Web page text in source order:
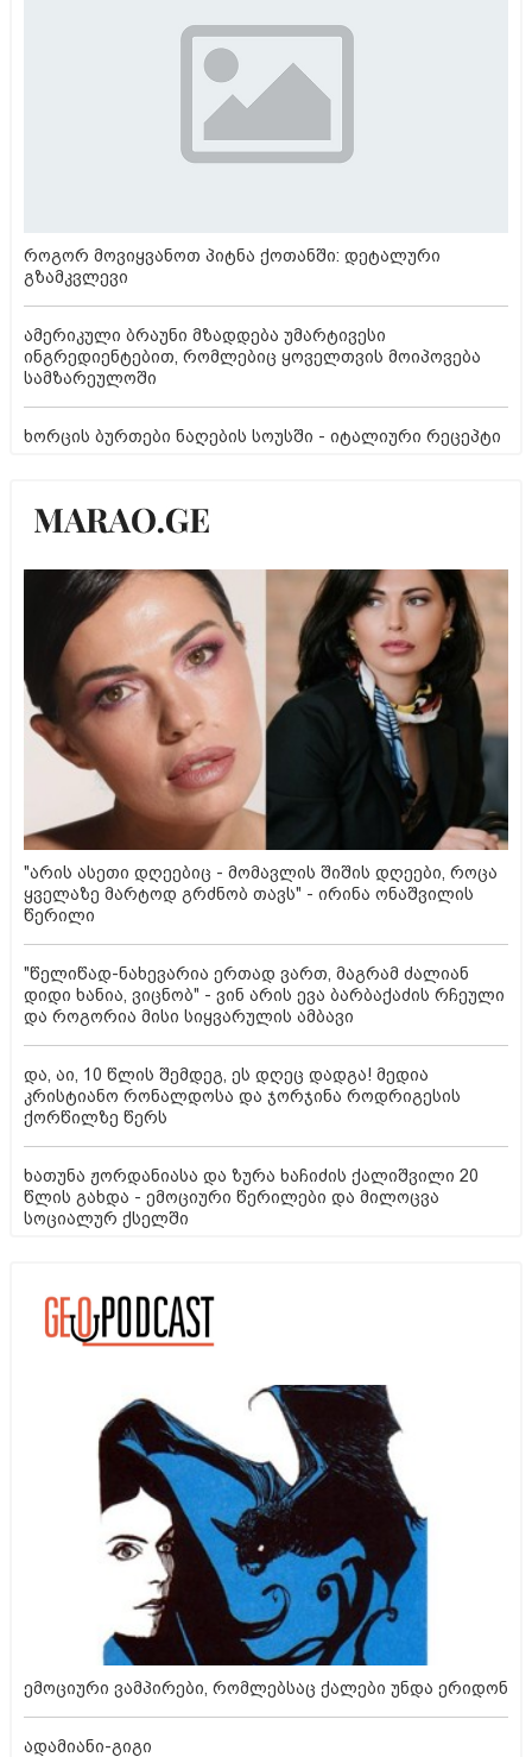
როგორ მოვიყვანოთ პიტნა ქოთანში: დეტალური
გზამკვლევი
ამერიკული ბრაუნი მზადდება უმარტივესი
ინგრედიენტებით, რომლებიც ყოველთვის მოიპოვება
სამზარეულოში
ხორცის ბურთები ნაღების სოუსში - იტალიური რეცეპტი
"არის ასეთი დღეებიც - მომავლის შიშის დღეები, როცა
ყველაზე მარტოდ გრძნობ თავს" - ირინა ონაშვილის
წერილი
"წელიწად-ნახევარია ერთად ვართ, მაგრამ ძალიან
დიდი ხანია, ვიცნობ" - ვინ არის ევა ბარბაქაძის რჩეული
და როგორია მისი სიყვარულის ამბავი
და, აი, 10 წლის შემდეგ, ეს დღეც დადგა! მედია
კრისტიანო რონალდოსა და ჯორჯინა როდრიგესის
ქორწილზე წერს
ხათუნა ჟორდანიასა და ზურა ხაჩიძის ქალიშვილი 20
წლის გახდა - ემოციური წერილები და მილოცვა
სოციალურ ქსელში
ემოციური ვამპირები, რომლებსაც ქალები უნდა ერიდონ
ადამიანი-გიგი